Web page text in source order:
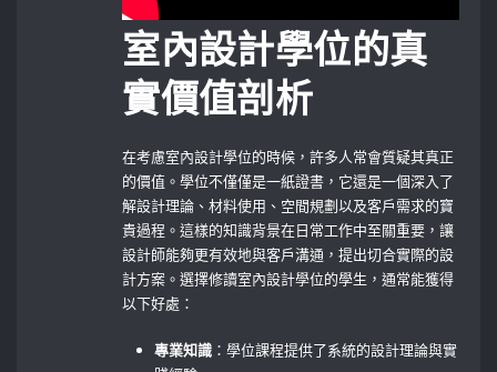
室內設計學位的真
實價值剖析
在考慮室內設計學位的時候，許多人常會質疑其真正
的價值。學位不僅僅是一紙證書，它還是一個深入了
解設計理論、材料使用、空間規劃以及客戶需求的寶
貴過程。這樣的知識背景在日常工作中至關重要，讓
設計師能夠更有效地與客戶溝通，提出切合實際的設
計方案。選擇修讀室內設計學位的學生，通常能獲得
以下好處：
專業知識 ：學位課程提供了系統的設計理論與實